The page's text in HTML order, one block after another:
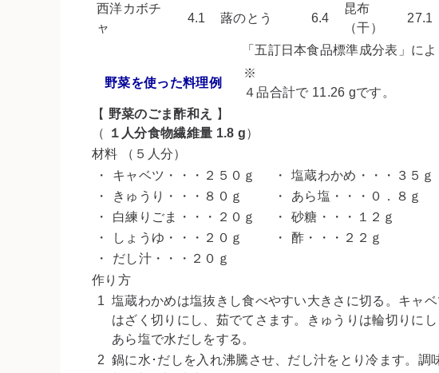
西洋カボチ
ャ
4.1 蕗のとう 6.4
昆布
（干）
27.1
「五訂日本食品標準成分表」によ
野菜を使った料理例
※
４品合計で 11.26 gです。
【 野菜のごま酢和え
】
（
１人分食物繊維量 1.8 g）
材料 （５人分）
・
キャベツ・・・２５０ｇ ・
塩蔵わかめ・・・３５ｇ
・
きゅうり・・・８０ｇ ・
あら塩・・・０．８ｇ
・
白練りごま・・・２０ｇ ・
砂糖・・・１２ｇ
・
しょうゆ・・・２０ｇ ・
酢・・・２２ｇ
・
だし汁・・・２０ｇ
作り方
1 塩蔵わかめは塩抜きし食べやすい大きさに切る。キャベ
はざく切りにし、茹でてさます。きゅうりは輪切りにし
あら塩で水だしをする。
2 鍋に水･だしを入れ沸騰させ、だし汁をとり冷ます。調